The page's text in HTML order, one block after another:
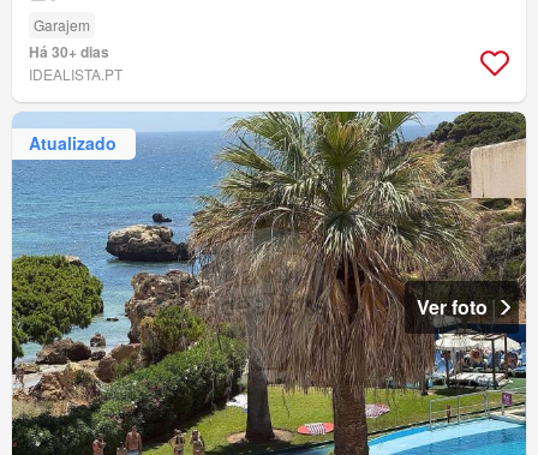
Garajem
Há 30+ dias
IDEALISTA.PT
Atualizado
Ver foto